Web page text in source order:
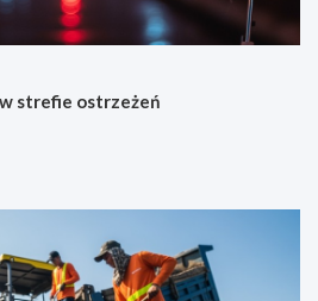
w strefie ostrzeżeń